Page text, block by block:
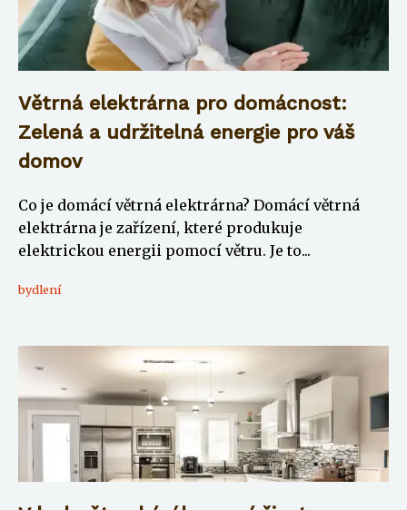
Větrná elektrárna pro domácnost:
Zelená a udržitelná energie pro váš
domov
Co je domácí větrná elektrárna? Domácí větrná
elektrárna je zařízení, které produkuje
elektrickou energii pomocí větru. Je to...
bydlení